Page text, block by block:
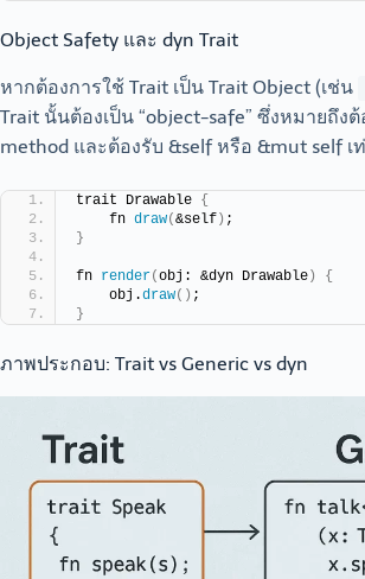
Object Safety และ dyn Trait
หากต้องการใช้ Trait เป็น Trait Object (เช่น
Trait นั้นต้องเป็น “object-safe” ซึ่งหมายถึง
method และต้องรับ &self หรือ &mut self เ
trait Drawable {
    fn
draw(&self) ;
}
fn render(obj: &dyn Drawable)
{
    obj.
draw() ;
}
ภาพประกอบ: Trait vs Generic vs dyn